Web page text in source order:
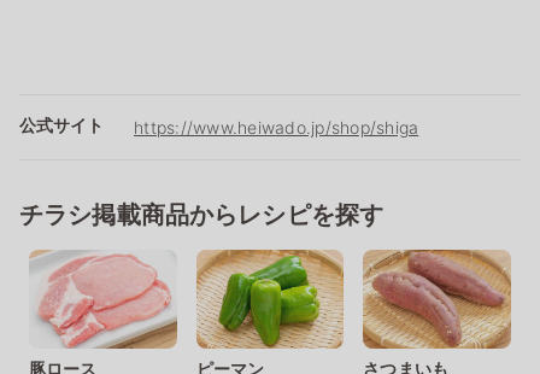
公式サイト https://www.heiwado.jp/shop/shiga
チラシ掲載商品からレシピを探す
豚ロース ピーマン さつまいも